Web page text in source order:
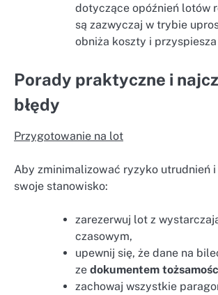
dotyczące opóźnień lotów
są zazwyczaj w trybie
obniża koszty i
Porady praktyczne i
błędy
Przygotowanie na lot
Aby zminimalizować ryzyko utrudnień
swoje stanowisko:
zarezerwuj lot z
czasowym,
upewnij się, że dane na
ze dokumentem
zachowaj wszystkie